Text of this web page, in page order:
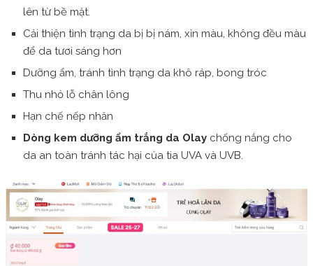
lên từ bề mặt.
Cải thiện tình trạng da bị bị nám, xỉn màu, không đều màu
để da tươi sáng hơn
Dưỡng ẩm, tránh tình trạng da khô ráp, bong tróc
Thu nhỏ lỗ chân lông
Hạn chế nếp nhăn
Dòng kem dưỡng ẩm trắng da Olay chống nắng cho
da an toàn tránh tác hại của tia UVA và UVB.